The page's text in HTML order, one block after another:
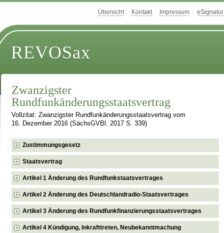
Übersicht Kontakt Impressum eSignatur
REVOSax
Zwanzigster
Rundfunkänderungsstaatsvertrag
Vollzitat: Zwanzigster Rundfunkänderungsstaatsvertrag vom
16. Dezember 2016 (SächsGVBl. 2017 S. 339)
Zustimmungsgesetz
Staatsvertrag
Artikel 1 Änderung des Rundfunkstaatsvertrages
Artikel 2 Änderung des Deutschlandradio-Staatsvertrages
Artikel 3 Änderung des Rundfunkfinanzierungsstaatsvertrages
Artikel 4 Kündigung, Inkrafttreten, Neubekanntmachung